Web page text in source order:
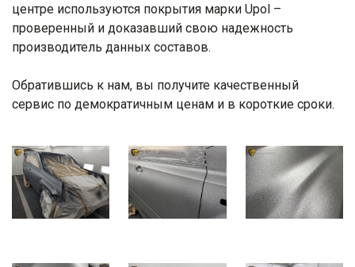
центре используются покрытия марки Upol –
проверенный и доказавший свою надежность
производитель данных составов.
Обратившись к нам, вы получите качественный
сервис по демократичным ценам и в короткие сроки.